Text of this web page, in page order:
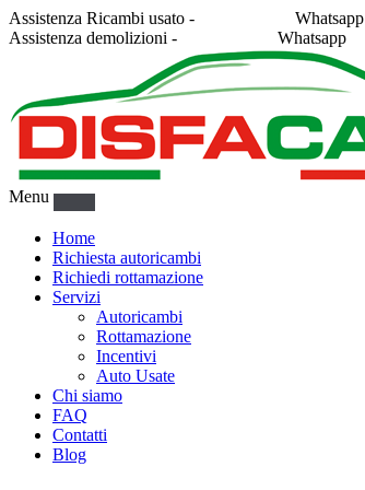
Assistenza Ricambi usato -
Whatsapp
Assistenza demolizioni -
Whatsapp
Menu
Home
Richiesta autoricambi
Richiedi rottamazione
Servizi
Autoricambi
Rottamazione
Incentivi
Auto Usate
Chi siamo
FAQ
Contatti
Blog